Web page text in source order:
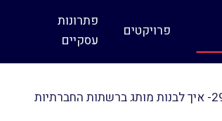
פרויקטים
פתרונות
עסקיים